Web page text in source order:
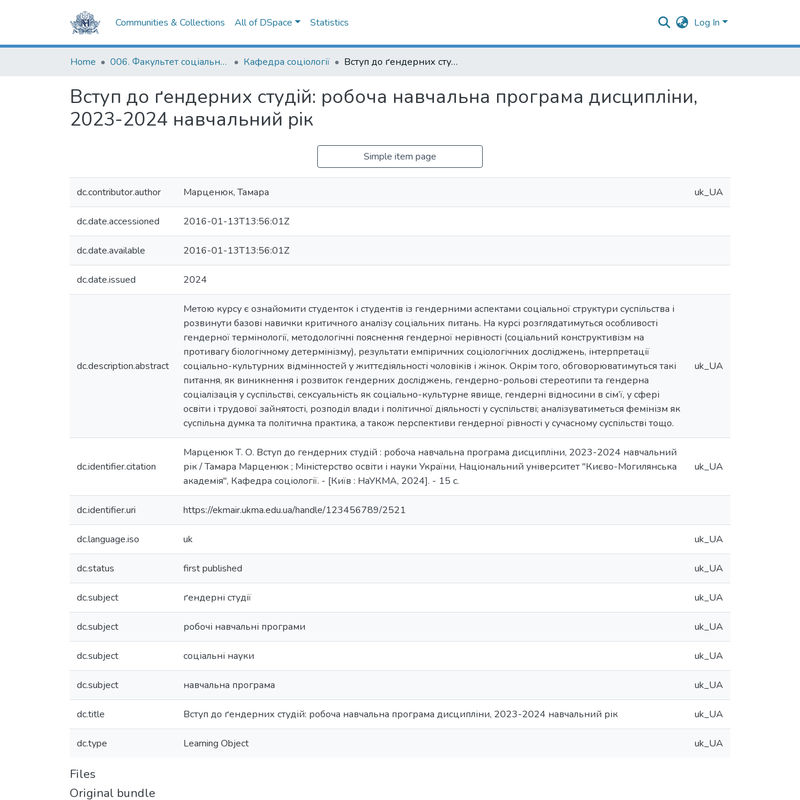
Communities & Collections All of DSpace Statistics Log In
Home 006. Факультет соціальних наук і соціальних технологій Кафедра соціології Вступ до ґендерних студій: робоча навчальна програма дисципліни, 2023-2024 навчальний рік
Вступ до ґендерних студій: робоча навчальна програма дисципліни,
2023-2024 навчальний рік
Simple item page
dc.contributor.author Марценюк, Тамара uk_UA
dc.date.accessioned 2016-01-13T13:56:01Z
dc.date.available 2016-01-13T13:56:01Z
dc.date.issued 2024
dc.description.abstract
Метою курсу є ознайомити студенток і студентів із гендерними аспектами соціальної структури суспільства і
розвинути базові навички критичного аналізу соціальних питань. На курсі розглядатимуться особливості
гендерної термінології, методологічні пояснення гендерної нерівності (соціальний конструктивізм на
противагу біологічному детермінізму), результати емпіричних соціологічних досліджень, інтерпретації
соціально-культурних відмінностей у життєдіяльності чоловіків і жінок. Окрім того, обговорюватимуться такі
питання, як виникнення і розвиток гендерних досліджень, гендерно-рольові стереотипи та гендерна
соціалізація у суспільстві, сексуальність як соціально-культурне явище, гендерні відносини в сім’ї, у сфері
освіти і трудової зайнятості, розподіл влади і політичної діяльності у суспільстві; аналізуватиметься фемінізм як
суспільна думка та політична практика, а також перспективи гендерної рівності у сучасному суспільстві тощо.
uk_UA
dc.identifier.citation
Марценюк Т. О. Вступ до гендерних студій : робоча навчальна програма дисципліни, 2023-2024 навчальний
рік / Тамара Марценюк ; Міністерство освіти і науки України, Національний університет "Києво-Могилянська
академія", Кафедра соціології. - [Київ : НаУКМА, 2024]. - 15 с.
uk_UA
dc.identifier.uri https://ekmair.ukma.edu.ua/handle/123456789/2521
dc.language.iso uk uk_UA
dc.status first published uk_UA
dc.subject ґендерні студії uk_UA
dc.subject робочі навчальні програми uk_UA
dc.subject соціальні науки uk_UA
dc.subject навчальна програма uk_UA
dc.title Вступ до ґендерних студій: робоча навчальна програма дисципліни, 2023-2024 навчальний рік uk_UA
dc.type Learning Object uk_UA
Files
Original bundle